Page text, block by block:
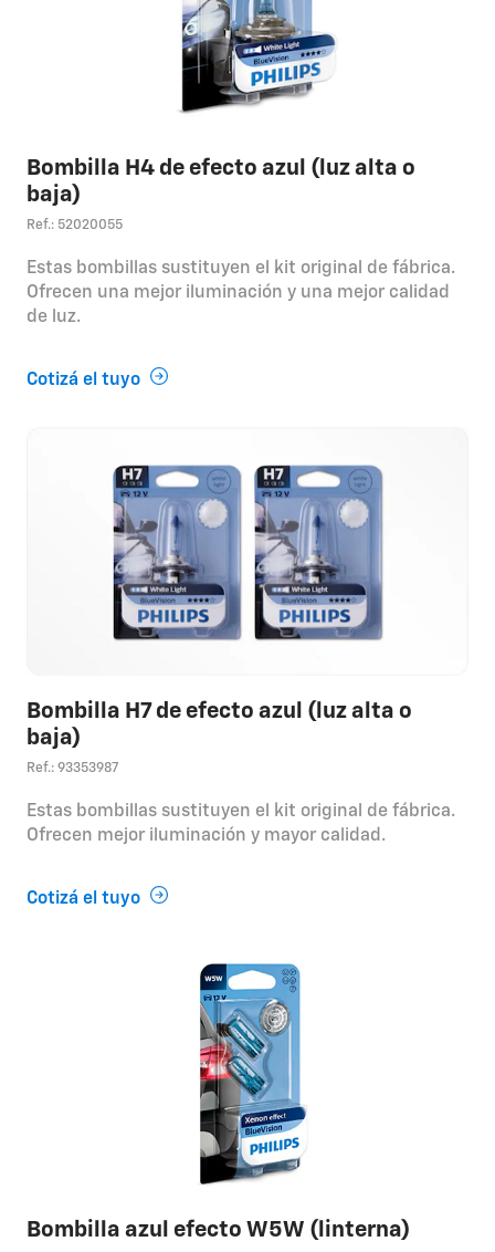
Bombilla H4 de efecto azul (luz alta o
baja)
Ref.: 52020055
Estas bombillas sustituyen el kit original de fábrica.
Ofrecen una mejor iluminación y una mejor calidad
de luz.
Cotizá el tuyo
Bombilla H7 de efecto azul (luz alta o
baja)
Ref.: 93353987
Estas bombillas sustituyen el kit original de fábrica.
Ofrecen mejor iluminación y mayor calidad.
Cotizá el tuyo
Bombilla azul efecto W5W (linterna)